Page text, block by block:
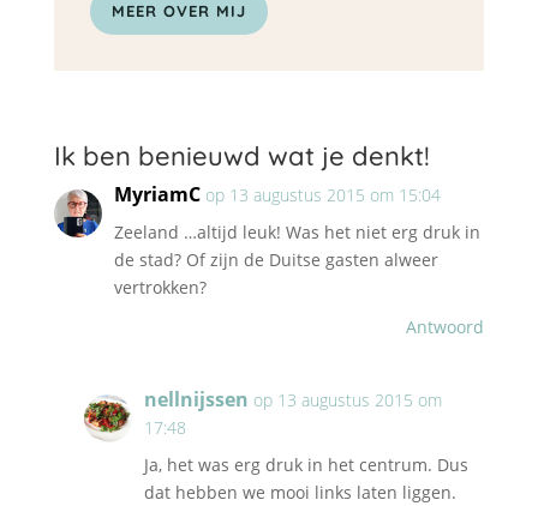
MEER OVER MIJ
Ik ben benieuwd wat je denkt!
MyriamC op 13 augustus 2015 om 15:04
Zeeland …altijd leuk! Was het niet erg druk in
de stad? Of zijn de Duitse gasten alweer
vertrokken?
Antwoord
nellnijssen op 13 augustus 2015 om
17:48
Ja, het was erg druk in het centrum. Dus
dat hebben we mooi links laten liggen.